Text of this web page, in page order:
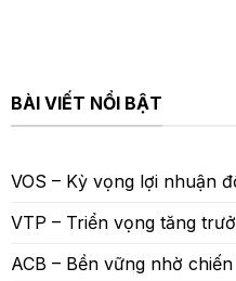
BÀI VIẾT NỔI BẬT
VOS – Kỳ vọng lợi nhuận
VTP – Triển vọng tăng
ACB – Bền vững nhờ